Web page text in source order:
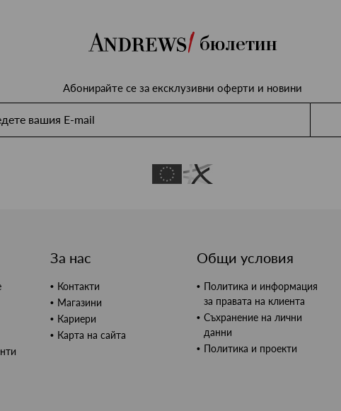
бюлетин
Абонирайте се за ексклузивни оферти и новини
За нас
Контакти
Магазини
Кариери
Карта на сайта
Общи условия
Политика и информация
за правата на клиента
Съхранение на лични
данни
Политика и проекти